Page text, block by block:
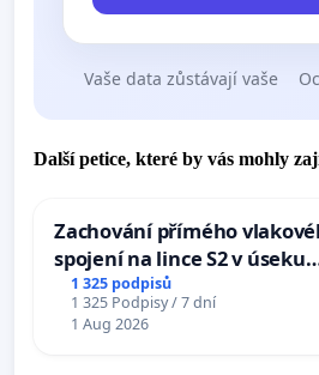
Vaše data zůstávají vaše
Další petice, které by vás mohly
Zachování přímého
spojení na lince S2 v úseku
Ostrava – Bohumín – Karviná
Mosty u Jablunkova
1 325 podpisů
1 325 Podpisy / 7 dní
1 Aug 2026